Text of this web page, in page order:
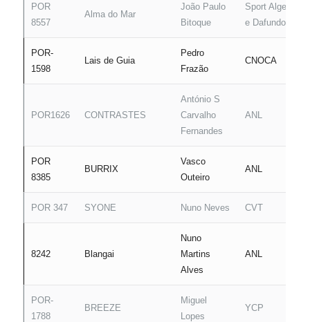
POR
8557
Alma do Mar
João Paulo
Bitoque
Sport Alges
e Dafundo
POR-
1598
Lais de Guia
Pedro
Frazão
CNOCA
POR1626 CONTRASTES
António S
Carvalho
Fernandes
ANL
POR
8385
BURRIX
Vasco
Outeiro
ANL
POR 347 SYONE Nuno Neves CVT
8242 Blangai
Nuno
Martins
Alves
ANL
POR-
1788
BREEZE
Miguel
Lopes
YCP